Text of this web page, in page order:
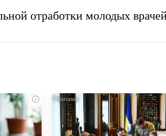
отработки молодых
i